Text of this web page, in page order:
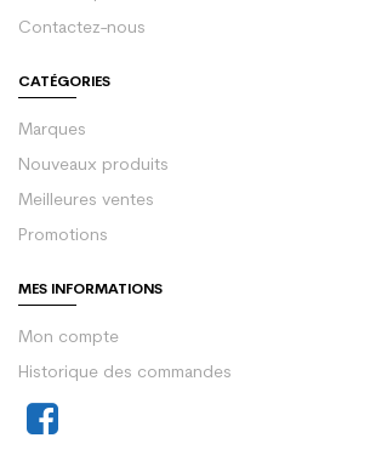
Contactez-nous
CATÉGORIES
Marques
Nouveaux produits
Meilleures ventes
Promotions
MES INFORMATIONS
Mon compte
Historique des commandes